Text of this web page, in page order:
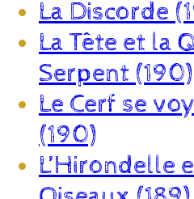
La Discorde
La Tête et la
Serpent (190)
Le Cerf se
(190)
L’Hirondelle